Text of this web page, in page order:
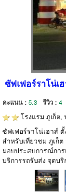
ซัฟเฟอร์ราโน่เ
คะแนน : 5.3 รีวิว : 4
โรงแรม ภูเก็ต,
ซัฟเฟอร์ราโน่เฮาส์
สำหรับเที่ยวชม ภูเก็
มอบประสบการณ์กา
บริการรถรับส่ง จุดบ